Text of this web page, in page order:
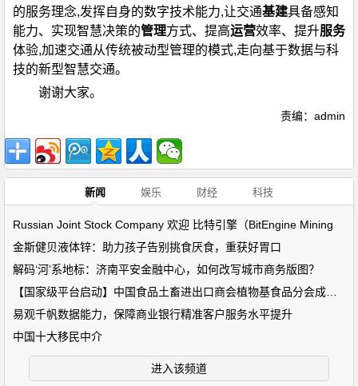
的服务理念,发挥自身的数字技术能力,让交通基建具备感知
能力、实现智慧决策的管理方式、提高运营效率、提升服务
体验,加速交通从传统被动型管理的模式,走向基于数据与科
技的新型智慧交通。
谢谢大家。
责编：admin
新闻 娱乐 财经 科技
Russian Joint Stock Company 欢迎 比特引擎（BitEngine Mining
金斯健贝液体锌：助力孩子告别挑食厌食，重获好胃口
解码‘河’系地标：济南平安金融中心，如何改写城市商务版图？
易观千帆数据能力，保障商业银行精准客户服务水平提升
中国十大移民中介
进入该频道